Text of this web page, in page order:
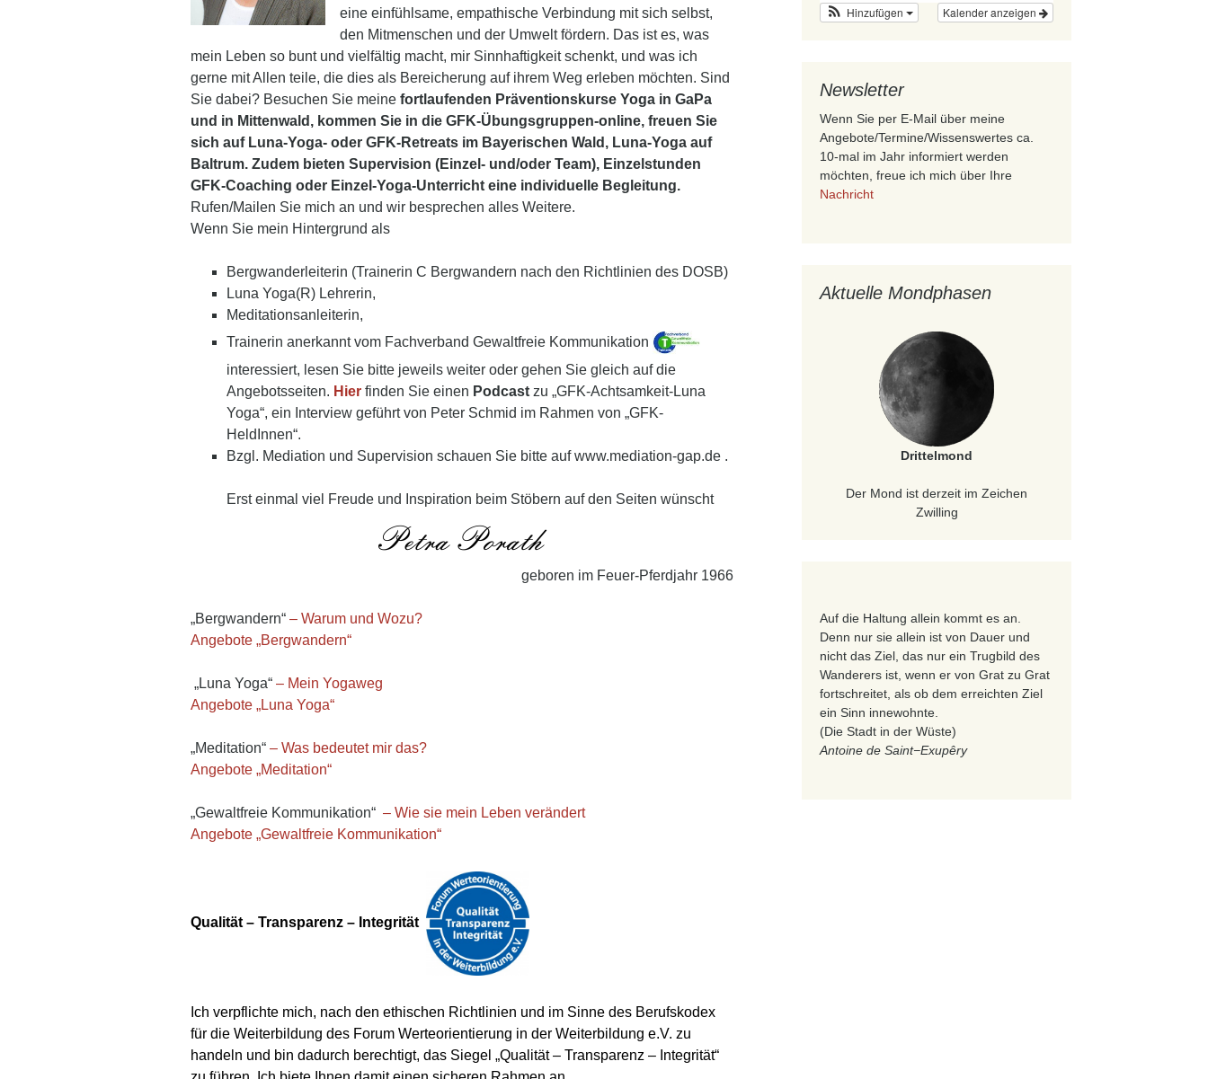
eine einfühlsame, empathische Verbindung mit sich selbst,
den Mitmenschen und der Umwelt fördern. Das ist es, was
mein Leben so bunt und vielfältig macht, mir Sinnhaftigkeit schenkt, und was ich
gerne mit Allen teile, die dies als Bereicherung auf ihrem Weg erleben möchten. Sind
Sie dabei? Besuchen Sie meine fortlaufenden Präventionskurse Yoga in GaPa
und in Mittenwald, kommen Sie in die GFK-Übungsgruppen-online, freuen Sie
sich auf Luna-Yoga- oder GFK-Retreats im Bayerischen Wald, Luna-Yoga auf
Baltrum. Zudem bieten Supervision (Einzel- und/oder Team), Einzelstunden
GFK-Coaching oder Einzel-Yoga-Unterricht eine individuelle Begleitung.
Rufen/Mailen Sie mich an und wir besprechen alles Weitere.
Wenn Sie mein Hintergrund als
Bergwanderleiterin (Trainerin C Bergwandern nach den Richtlinien des DOSB)
Luna Yoga(R) Lehrerin,
Meditationsanleiterin,
Trainerin anerkannt vom Fachverband Gewaltfreie Kommunikation
interessiert, lesen Sie bitte jeweils weiter oder gehen Sie gleich auf die
Angebotsseiten. Hier finden Sie einen Podcast zu „GFK-Achtsamkeit-Luna
Yoga“, ein Interview geführt von Peter Schmid im Rahmen von „GFK-
HeldInnen“.
Bzgl. Mediation und Supervision schauen Sie bitte auf www.mediation-gap.de .
Erst einmal viel Freude und Inspiration beim Stöbern auf den Seiten wünscht
geboren im Feuer-Pferdjahr 1966
„Bergwandern“ – Warum und Wozu?
Angebote „Bergwandern“
„Luna Yoga“ – Mein Yogaweg
Angebote „Luna Yoga“
„Meditation“ – Was bedeutet mir das?
Angebote „Meditation“
„Gewaltfreie Kommunikation“ – Wie sie mein Leben verändert
Angebote „Gewaltfreie Kommunikation“
Qualität– Transparenz – Integrität
Ich verpflichte mich, nach den ethischen Richtlinien und im Sinne des Berufskodex
für die Weiterbildung des Forum Werteorientierung in der Weiterbildung e.V. zu
handeln und bin dadurch berechtigt, das Siegel „Qualität – Transparenz – Integrität“
Kalender anzeigen
Hinzufügen
Newsletter
Wenn Sie per E-Mail über meine
Angebote/Termine/Wissenswertes ca.
10-mal im Jahr informiert werden
möchten, freue ich mich über Ihre
Nachricht
Aktuelle Mondphasen
Drittelmond
Der Mond ist derzeit im Zeichen
Zwilling
Auf die Haltung allein kommt es an.
Denn nur sie allein ist von Dauer und
nicht das Ziel, das nur ein Trugbild des
Wanderers ist, wenn er von Grat zu Grat
fortschreitet, als ob dem erreichten Ziel
ein Sinn innewohnte.
(Die Stadt in der Wüste)
Antoine de Saint−Exupêry